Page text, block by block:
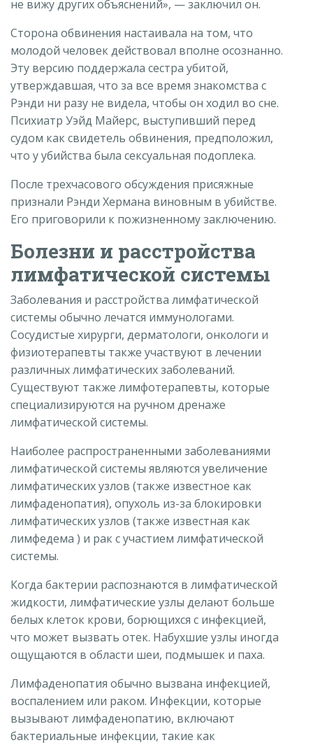
не вижу других объяснений», — заключил он.
Сторона обвинения настаивала на том, что
молодой человек действовал вполне осознанно.
Эту версию поддержала сестра убитой,
утверждавшая, что за все время знакомства с
Рэнди ни разу не видела, чтобы он ходил во сне.
Психиатр Уэйд Майерс, выступивший перед
судом как свидетель обвинения, предположил,
что у убийства была сексуальная подоплека.
После трехчасового обсуждения присяжные
признали Рэнди Хермана виновным в убийстве.
Его приговорили к пожизненному заключению.
Болезни и расстройства
лимфатической системы
Заболевания и расстройства лимфатической
системы обычно лечатся иммунологами.
Сосудистые хирурги, дерматологи, онкологи и
физиотерапевты также участвуют в лечении
различных лимфатических заболеваний.
Существуют также лимфотерапевты, которые
специализируются на ручном дренаже
лимфатической системы.
Наиболее распространенными заболеваниями
лимфатической системы являются увеличение
лимфатических узлов (также известное как
лимфаденопатия), опухоль из-за блокировки
лимфатических узлов (также известная как
лимфедема ) и рак с участием лимфатической
системы.
Когда бактерии распознаются в лимфатической
жидкости, лимфатические узлы делают больше
белых клеток крови, борющихся с инфекцией,
что может вызвать отек. Набухшие узлы иногда
ощущаются в области шеи, подмышек и паха.
Лимфаденопатия обычно вызвана инфекцией,
воспалением или раком. Инфекции, которые
вызывают лимфаденопатию, включают
бактериальные инфекции, такие как